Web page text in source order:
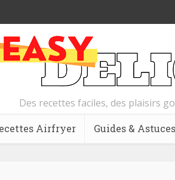
Des recettes faciles, des plaisirs
Airfryer Guides & Astuces